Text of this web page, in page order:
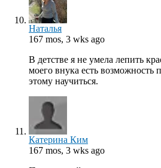
Наталья
167 mos, 3 wks ago
В детстве я не умела лепить
моего внука есть возможность
этому научиться.
Катерина Ким
167 mos, 3 wks ago